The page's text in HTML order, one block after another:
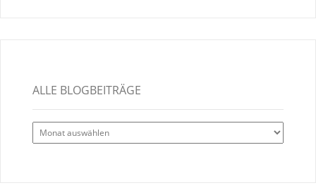
ALLE BLOGBEITRÄGE
Alle
Blogbeiträge